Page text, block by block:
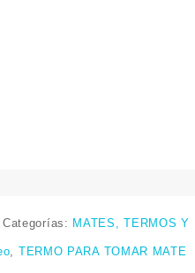
Categorías: MATES, TERMOS Y
TERMO PARA TOMAR MATE